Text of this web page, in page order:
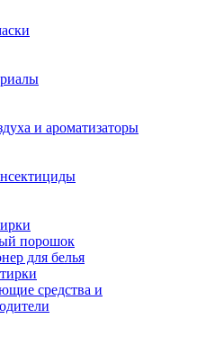
и ароматизаторы
порошок
для белья
средства и